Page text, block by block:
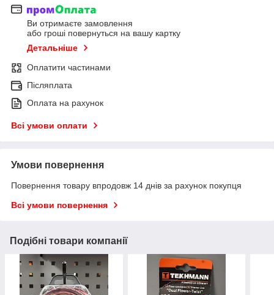
Ви отримаєте замовлення
або гроші повернуться на вашу картку
Детальніше
Оплатити частинами
Післяплата
Оплата на рахунок
Всі умови оплати
Умови повернення
Повернення товару впродовж 14 днів за рахунок покупця
Всі умови повернення
Подібні товари компанії